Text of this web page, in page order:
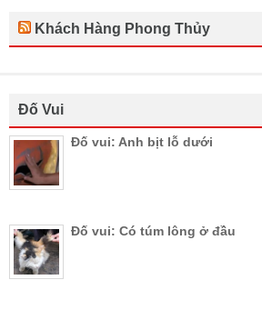
Khách Hàng Phong Thủy
Đố Vui
Đố vui: Anh bịt lỗ dưới
Đố vui: Có túm lông ở đầu